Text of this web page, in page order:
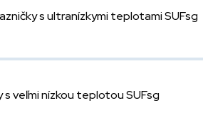
s ultranízkymi teplotami SUFsg
s veľmi nízkou teplotou SUFsg